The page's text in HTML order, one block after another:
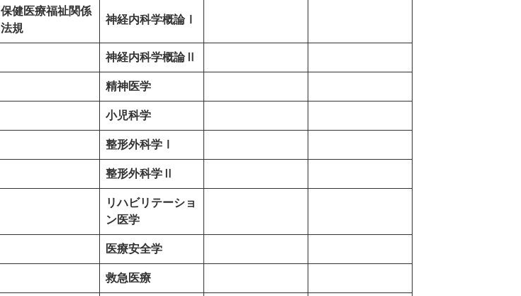
保健医療福祉関係
法規
神経内科学概論Ⅰ
神経内科学概論Ⅱ
精神医学
小児科学
整形外科学Ⅰ
整形外科学Ⅱ
リハビリテーショ
ン医学
医療安全学
救急医療